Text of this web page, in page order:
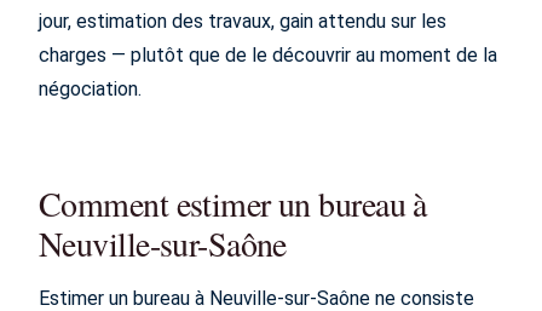
jour, estimation des travaux, gain attendu sur les
charges — plutôt que de le découvrir au moment de la
négociation.
Comment estimer un bureau à
Neuville-sur-Saône
Estimer un bureau à Neuville-sur-Saône ne consiste